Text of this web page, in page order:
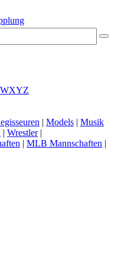
WXYZ
| Models | Musik
| Wrestler|
| MLB Mannschaften |